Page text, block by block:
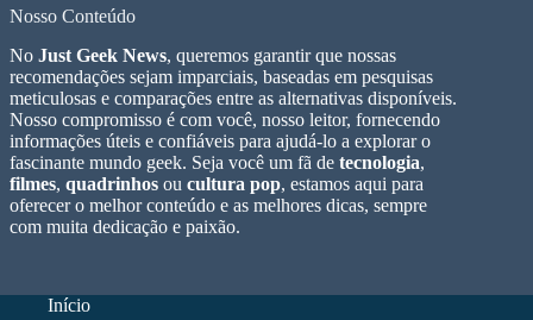
Nosso Conteúdo
No Just Geek News, queremos garantir que nossas
recomendações sejam imparciais, baseadas em pesquisas
meticulosas e comparações entre as alternativas disponíveis.
Nosso compromisso é com você, nosso leitor, fornecendo
informações úteis e confiáveis para ajudá-lo a explorar o
fascinante mundo geek. Seja você um fã de tecnologia,
filmes, quadrinhos ou cultura pop, estamos aqui para
oferecer o melhor conteúdo e as melhores dicas, sempre
com muita dedicação e paixão.
Início